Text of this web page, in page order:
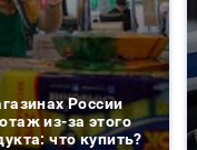
России
из-за этого
что купить?